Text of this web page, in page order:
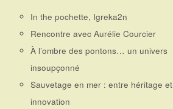
In the pochette, Igreka2n
Rencontre avec Aurélie Courcier
À l’ombre des pontons… un univers
insoupçonné
Sauvetage en mer : entre héritage et
innovation